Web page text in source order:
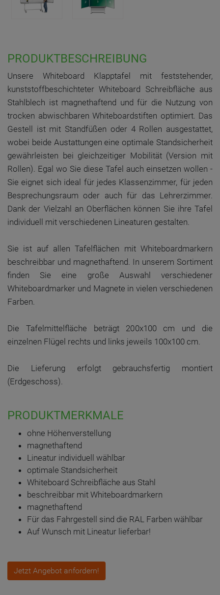
PRODUKTBESCHREIBUNG
Unsere Whiteboard Klapptafel mit feststehender,
kunststoffbeschichteter Whiteboard Schreibfläche aus
Stahlblech ist magnethaftend und für die Nutzung von
trocken abwischbaren Whiteboardstiften optimiert. Das
Gestell ist mit Standfüßen oder 4 Rollen ausgestattet,
wobei beide Austattungen eine optimale Standsicherheit
gewährleisten bei gleichzeitiger Mobilität (Version mit
Rollen). Egal wo Sie diese Tafel auch einsetzen wollen -
Sie eignet sich ideal für jedes Klassenzimmer, für jeden
Besprechungsraum oder auch für das Lehrerzimmer.
Dank der Vielzahl an Oberflächen können Sie ihre Tafel
individuell mit verschiedenen Lineaturen gestalten.
Sie ist auf allen Tafelflächen mit Whiteboardmarkern
beschreibbar und magnethaftend. In unserem Sortiment
finden Sie eine große Auswahl verschiedener
Whiteboardmarker und Magnete in vielen verschiedenen
Farben.
Die Tafelmittelfläche beträgt 200x100 cm und die
einzelnen Flügel rechts und links jeweils 100x100 cm.
Die Lieferung erfolgt gebrauchsfertig montiert
(Erdgeschoss).
PRODUKTMERKMALE
ohne Höhenverstellung
magnethaftend
Lineatur individuell wählbar
optimale Standsicherheit
Whiteboard Schreibfläche aus Stahl
beschreibbar mit Whiteboardmarkern
magnethaftend
Für das Fahrgestell sind die RAL Farben wählbar
Auf Wunsch mit Lineatur lieferbar!
Jetzt Angebot anfordern!